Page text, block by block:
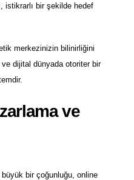
istikrarlı bir şekilde hedef
merkezinizin bilinirliğini
dijital dünyada otoriter bir
ve
büyük bir çoğunluğu, online